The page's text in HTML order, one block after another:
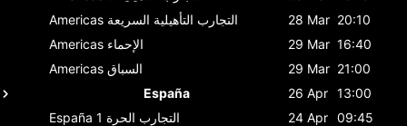
Americas التجارب التأهيلية السريعة 28 Mar 20:10
Americas الإحماء 29 Mar 16:40
Americas السباق 29 Mar 21:00
España
26 Apr 13:00
España
التجارب الحرة 1 24 Apr 09:45